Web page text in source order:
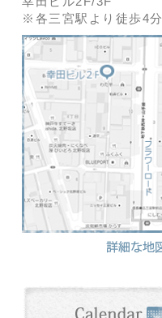
※各三宮駅より徒歩4分